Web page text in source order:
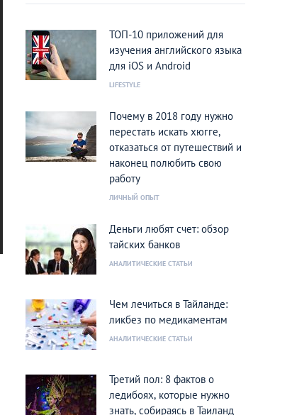
ТОП-10 приложений для
изучения английского языка
для iOS и Android
LIFESTYLE
Почему в 2018 году нужно
перестать искать хюгге,
отказаться от путешествий и
наконец полюбить свою
работу
ЛИЧНЫЙ ОПЫТ
Деньги любят счет: обзор
тайских банков
АНАЛИТИЧЕСКИЕ СТАТЬИ
Чем лечиться в Тайланде:
ликбез по медикаментам
АНАЛИТИЧЕСКИЕ СТАТЬИ
Третий пол: 8 фактов о
ледибоях, которые нужно
знать, собираясь в Таиланд